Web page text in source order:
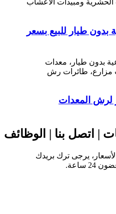
طيار للبيع بسعر
لرش المعدات
| اتصل بنا | الوظائف
يرجى ترك بريدك
ساعة.